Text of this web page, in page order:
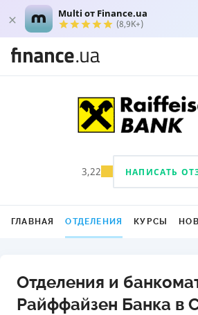
Multi от Finance.ua
(8,9K+)
3,22 НАПИСАТЬ
ГЛАВНАЯ ОТДЕЛЕНИЯ КУРСЫ
Отделения и
Райффайзен Банка в